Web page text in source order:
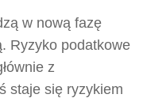
w nową fazę
Ryzyko podatkowe
z
staje się ryzykiem